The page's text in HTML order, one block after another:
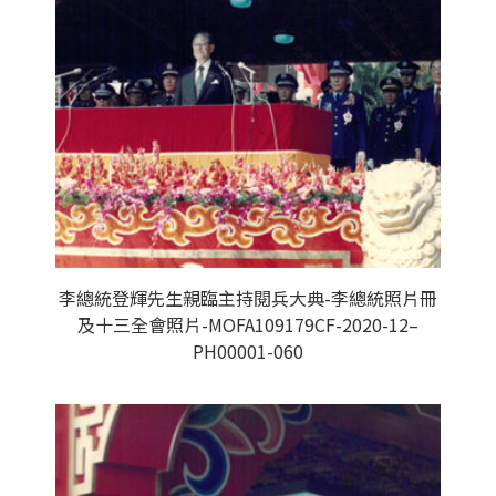
李總統登輝先生親臨主持閱兵大典-李總統照片冊
及十三全會照片-MOFA109179CF-2020-12–
PH00001-060